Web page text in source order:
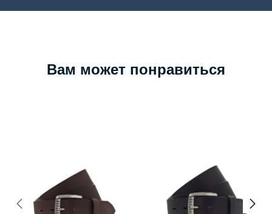
Вам может понравиться